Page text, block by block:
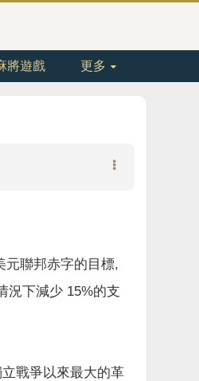
將遊戲 更多
元聯邦赤字的目標,
況下減少 15%的支
戰爭以來最大的革